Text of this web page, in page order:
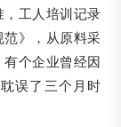
工人培训记录
》，从原料采
个企业曾经因
误了三个月时